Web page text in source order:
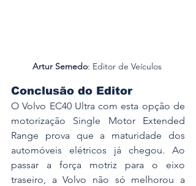
Artur Semedo: Editor de Veículos
Conclusão do Editor
O Volvo EC40 Ultra com esta opção de
motorização Single Motor Extended
Range prova que a maturidade dos
automóveis elétricos já chegou. Ao
passar a força motriz para o eixo
traseiro, a Volvo não só melhorou a